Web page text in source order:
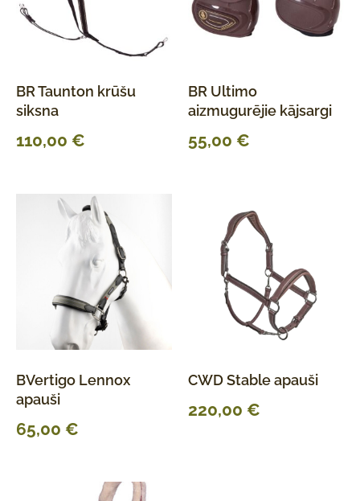
BR Taunton krūšu
siksna
110,00 €
BR Ultimo
aizmugurējie kājsargi
55,00 €
BVertigo Lennox
apauši
65,00 €
CWD Stable apauši
220,00 €